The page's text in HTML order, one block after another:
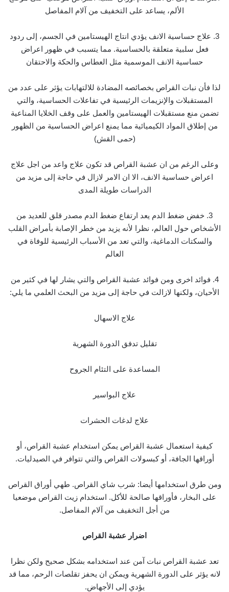
الألم، يساعد على التخفيف من آلام المفاصل
3. علاج حساسية الانف يؤدي انتاج الهيستامين في الجسم، إلى ردود
فعل سلبية متعلقة بالحساسية. مما يتسبب في ظهور اعراض
حساسية الانف الموسمية مثل العطاس والحكة والاحتقان
لذا فأن نبات القراص بخصائصه المضادة للالتهابات يؤثر على عدد من
المستقبلات والإنزيمات الرئيسية في تفاعلات الحساسية، والتي
تضمن منع مستقبلات الهيستامين والعمل على وقف الخلايا المناعية
من إطلاق المواد الكيميائية مما يمنع اعراض الحساسية من الظهور
(حمى القش)
وعلى الرغم من ان عشبة القراص قد تكون علاج واعد من اجل علاج
اعراض حساسية الانف، الا ان الامر لازال في حاجة إلى مزيد من
الدراسات طويلة المدى
3. خفض ضغط الدم يعد ارتفاع ضغط الدم مصدر قلق للعديد من
الأشخاص حول العالم، نظرا لأنه يزيد من خطر الإصابة بأمراض القلب
والسكتات الدماغية، والتي تعد من الأسباب الرئيسية للوفاة في
العالم
4. فوائد اخرى ومن فوائد عشبة القراص والتي يشار لها في كثير من
الأحيان، ولكنها لازالت في حاجة إلى مزيد من البحث العلمي ما يلي:
علاج الاسهال
تقليل تدفق الدورة الشهرية
المساعدة على التئام الجروح
علاج البواسير
علاج لدغات الحشرات
كيفية استعمال عشبة القراص يمكن استخدام عشبة القراص، أو
أوراقها الجافة، أو كبسولات القراص والتي تتوافر في الصيدليات.
ومن طرق استخدامها أيضا: شرب شاي القراص. طهي أوراق القراص
على البخار، فأوراقها صالحة للأكل. استخدام زيت القراص موضعيا
من أجل التخفيف من آلام المفاصل.
اضرار عشبة القراص
تعد عشبة القراص نبات آمن عند استخدامه بشكل صحيح ولكن نظرا
لانه يؤثر على الدورة الشهرية ويمكن ان يحفز تقلصات الرحم، مما قد
يؤدي إلى الأجهاض.